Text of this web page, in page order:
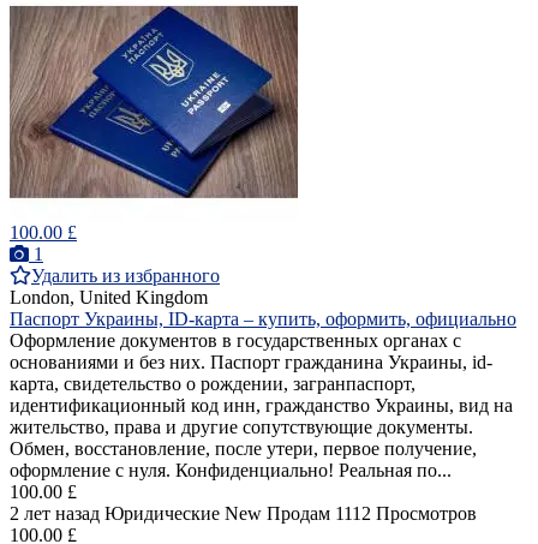
100.00 £
1
Удалить из избранного
London, United Kingdom
Паспорт Украины, ID-карта – купить, оформить, официально
Оформление документов в государственных органах с
основаниями и без них. Паспорт гражданина Украины, id-
карта, свидетельство о рождении, загранпаспорт,
идентификационный код инн, гражданство Украины, вид на
жительство, права и другие сопутствующие документы.
Обмен, восстановление, после утери, первое получение,
оформление с нуля. Конфиденциально! Реальная по...
100.00 £
2 лет назад Юридические New Продам 1112 Просмотров
100.00 £